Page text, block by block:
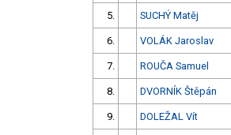
5. SUCHÝ Matěj
6. VOLÁK Jaroslav
7. ROUČA Samuel
8. DVORNÍK Štěpán
9. DOLEŽAL Vít